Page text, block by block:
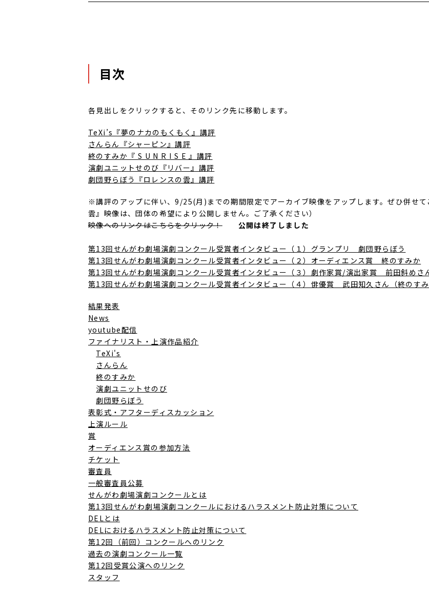
目次
各見出しをクリックすると、そのリンク先に移動します。
TeXi’s『夢のナカのもくもく』講評
さんらん『シャーピン』講評
終のすみか『 S U N R I S E 』講評
演劇ユニットせのび『リバー』講評
劇団野らぼう『ロレンスの雲』講評
※講評のアップに伴い、9/25(月)までの期間限定でアーカイブ映像をアップします。ぜひ併せ
雲』映像は、団体の希望により公開しません。ご了承ください）
映像へのリンクはこちらをクリック！
公開は終了しました
第13回せんがわ劇場演劇コンクール受賞者インタビュー（１）グランプリ 劇団野らぼう
第13回せんがわ劇場演劇コンクール受賞者インタビュー（２）オーディエンス賞 終のすみか
第13回せんがわ劇場演劇コンクール受賞者インタビュー（３）劇作家賞/演出家賞 前田斜めさ
第13回せんがわ劇場演劇コンクール受賞者インタビュー（４）俳優賞 武田知久さん（終のすみ
結果発表
News
youtube配信
ファイナリスト・上演作品紹介
TeXi's
さんらん
終のすみか
演劇ユニットせのび
劇団野らぼう
表彰式・アフターディスカッション
上演ルール
賞
オーディエンス賞の参加方法
チケット
審査員
一般審査員公募
せんがわ劇場演劇コンクールとは
第13回せんがわ劇場演劇コンクールにおけるハラスメント防止対策について
DELとは
DELにおけるハラスメント防止対策について
第12回（前回）コンクールへのリンク
過去の演劇コンクール一覧
第12回受賞公演へのリンク
スタッフ